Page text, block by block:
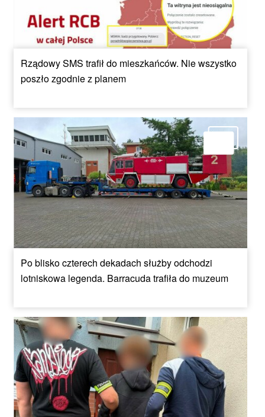
Rządowy SMS trafił do mieszkańców. Nie wszystko
poszło zgodnie z planem
Po blisko czterech dekadach służby odchodzi
lotniskowa legenda. Barracuda trafiła do muzeum